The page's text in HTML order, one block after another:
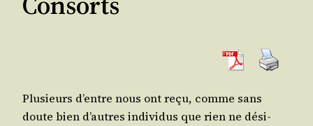
Plu­sieurs d’entre nous ont reçu, comme sans
doute bien d’autres indi­vi­dus que rien ne dési­